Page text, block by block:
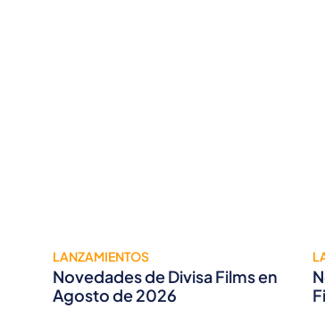
LANZAMIENTOS
Novedades de Divisa Films en
Agosto de 2026